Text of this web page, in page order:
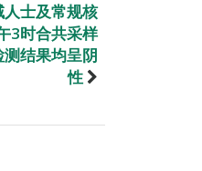
士及常规核
3时合共采样
结果均呈阴
性